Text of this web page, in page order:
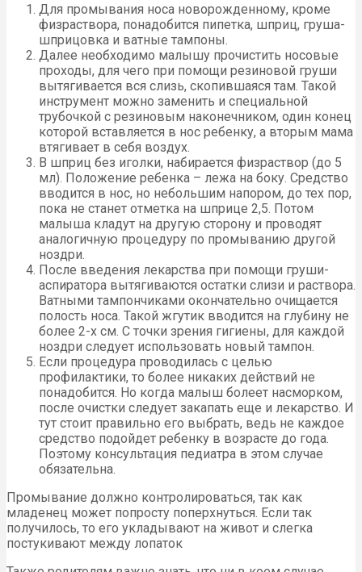
Для промывания носа новорожденному, кроме
физраствора, понадобится пипетка, шприц, груша-
шприцовка и ватные тампоны.
Далее необходимо малышу прочистить носовые
проходы, для чего при помощи резиновой груши
вытягивается вся слизь, скопившаяся там. Такой
инструмент можно заменить и специальной
трубочкой с резиновым наконечником, один конец
которой вставляется в нос ребенку, а вторым мама
втягивает в себя воздух.
В шприц без иголки, набирается физраствор (до 5
мл). Положение ребенка – лежа на боку. Средство
вводится в нос, но небольшим напором, до тех пор,
пока не станет отметка на шприце 2,5. Потом
малыша кладут на другую сторону и проводят
аналогичную процедуру по промыванию другой
ноздри.
После введения лекарства при помощи груши-
аспиратора вытягиваются остатки слизи и раствора.
Ватными тампончиками окончательно очищается
полость носа. Такой жгутик вводится на глубину не
более 2-х см. С точки зрения гигиены, для каждой
ноздри следует использовать новый тампон.
Если процедура проводилась с целью
профилактики, то более никаких действий не
понадобится. Но когда малыш болеет насморком,
после очистки следует закапать еще и лекарство. И
тут стоит правильно его выбрать, ведь не каждое
средство подойдет ребенку в возрасте до года.
Поэтому консультация педиатра в этом случае
обязательна.
Промывание должно контролироваться, так как
младенец может попросту поперхнуться. Если так
получилось, то его укладывают на живот и слегка
постукивают между лопаток